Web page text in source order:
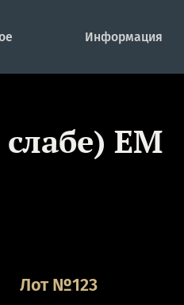
Информация
ЕМ
Лот №123